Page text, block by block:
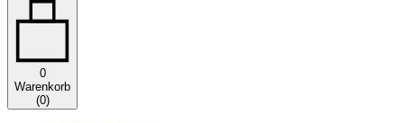
0
Warenkorb
(0)